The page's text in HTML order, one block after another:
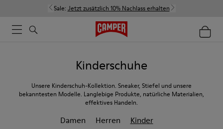
Sale: Jetzt zusätzlich 10% Nachlass erhalten
Kinderschuhe
Unsere Kinderschuh-Kollektion. Sneaker, Stiefel und unsere
bekanntesten Modelle. Langlebige Produkte, natürliche Materialien,
effektives Handeln.
Damen Herren Kinder